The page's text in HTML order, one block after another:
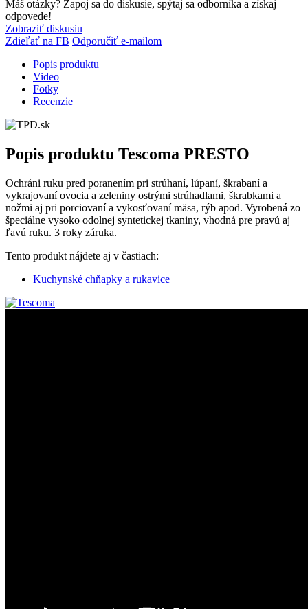
Máš otázky? Zapoj sa do diskusie, spýtaj sa odborníka a získaj
odpovede!
Zobraziť diskusiu
Zdieľať na FB Odporučiť e-mailom
Popis produktu
Video
Fotky
Recenzie
Popis produktu Tescoma PRESTO
Ochráni ruku pred poranením pri strúhaní, lúpaní, škrabaní a
vykrajovaní ovocia a zeleniny ostrými strúhadlami, škrabkami a
nožmi aj pri porciovaní a vykosťovaní mäsa, rýb apod. Vyrobená zo
špeciálne vysoko odolnej syntetickej tkaniny, vhodná pre pravú aj
ľavú ruku. 3 roky záruka.
Tento produkt nájdete aj v častiach:
Kuchynské chňapky a rukavice